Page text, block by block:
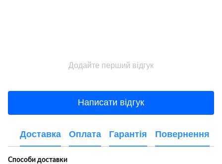
Додайте перший відгук
Написати відгук
Доставка Оплата Гарантія Повернення
Способи доставки